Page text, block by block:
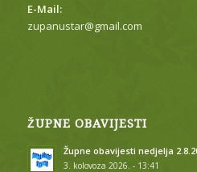
E-Mail:
zupanustar@gmail.com
ŽUPNE OBAVIJESTI
Župne obavijesti nedjelja
3. kolovoza 2026. - 13:41